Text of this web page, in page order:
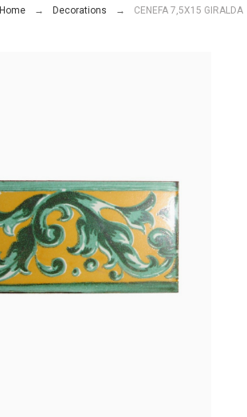
Home Decorations CENEFA 7,5X15 GIRALDA